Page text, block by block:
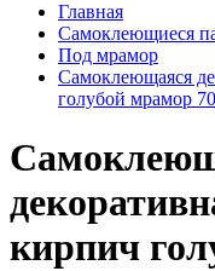
Главная
Самоклеющиеся
Под мрамор
Самоклеющаяся
голубой мрамор
кирпич